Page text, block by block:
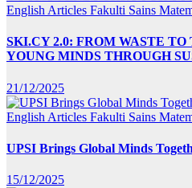
English Articles Fakulti Sains
SKI.CY 2.0: FROM WASTE
YOUNG MINDS THROUGH
21/12/2025
English Articles Fakulti Sains
UPSI Brings Global Minds
15/12/2025